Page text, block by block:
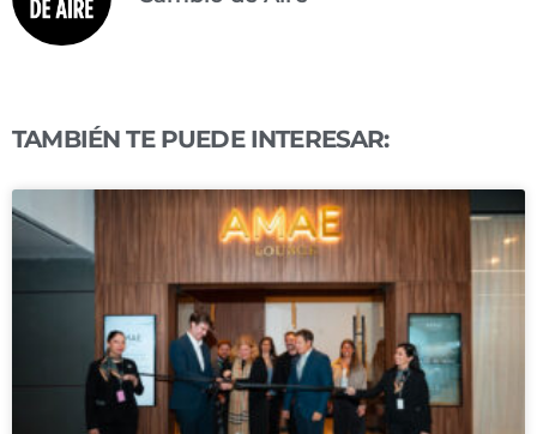
TAMBIÉN TE PUEDE INTERESAR: